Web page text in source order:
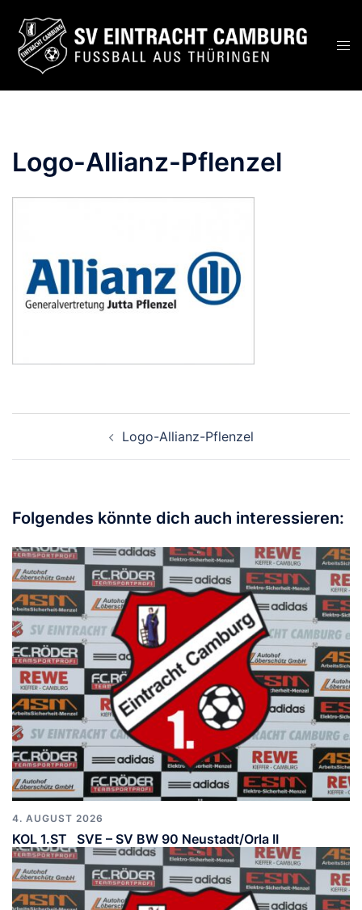
Inhalt
springen
Logo-Allianz-Pflenzel
Logo-Allianz-Pflenzel
Folgendes könnte dich auch interessieren:
4. AUGUST 2026
KOL 1.ST SVE – SV BW 90 Neustadt/Orla II